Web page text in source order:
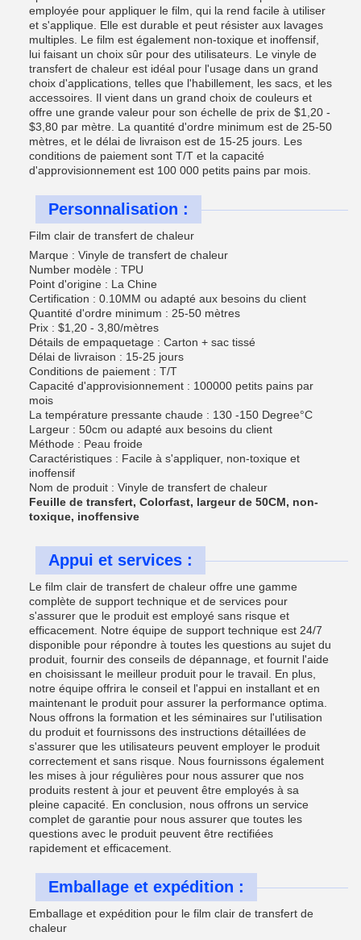
employée pour appliquer le film, qui la rend facile à utiliser
et s'applique. Elle est durable et peut résister aux lavages
multiples. Le film est également non-toxique et inoffensif,
lui faisant un choix sûr pour des utilisateurs. Le vinyle de
transfert de chaleur est idéal pour l'usage dans un grand
choix d'applications, telles que l'habillement, les sacs, et les
accessoires. Il vient dans un grand choix de couleurs et
offre une grande valeur pour son échelle de prix de $1,20 -
$3,80 par mètre. La quantité d'ordre minimum est de 25-50
mètres, et le délai de livraison est de 15-25 jours. Les
conditions de paiement sont T/T et la capacité
d'approvisionnement est 100 000 petits pains par mois.
Personnalisation :
Film clair de transfert de chaleur
Marque : Vinyle de transfert de chaleur
Number modèle : TPU
Point d'origine : La Chine
Certification : 0.10MM ou adapté aux besoins du client
Quantité d'ordre minimum : 25-50 mètres
Prix : $1,20 - 3,80/mètres
Détails de empaquetage : Carton + sac tissé
Délai de livraison : 15-25 jours
Conditions de paiement : T/T
Capacité d'approvisionnement : 100000 petits pains par
mois
La température pressante chaude : 130 -150 Degree°C
Largeur : 50cm ou adapté aux besoins du client
Méthode : Peau froide
Caractéristiques : Facile à s'appliquer, non-toxique et
inoffensif
Nom de produit : Vinyle de transfert de chaleur
Feuille de transfert, Colorfast, largeur de 50CM, non-
toxique, inoffensive
Appui et services :
Le film clair de transfert de chaleur offre une gamme
complète de support technique et de services pour
s'assurer que le produit est employé sans risque et
efficacement. Notre équipe de support technique est 24/7
disponible pour répondre à toutes les questions au sujet du
produit, fournir des conseils de dépannage, et fournit l'aide
en choisissant le meilleur produit pour le travail. En plus,
notre équipe offrira le conseil et l'appui en installant et en
maintenant le produit pour assurer la performance optima.
Nous offrons la formation et les séminaires sur l'utilisation
du produit et fournissons des instructions détaillées de
s'assurer que les utilisateurs peuvent employer le produit
correctement et sans risque. Nous fournissons également
les mises à jour régulières pour nous assurer que nos
produits restent à jour et peuvent être employés à sa
pleine capacité. En conclusion, nous offrons un service
complet de garantie pour nous assurer que toutes les
questions avec le produit peuvent être rectifiées
rapidement et efficacement.
Emballage et expédition :
Emballage et expédition pour le film clair de transfert de
chaleur